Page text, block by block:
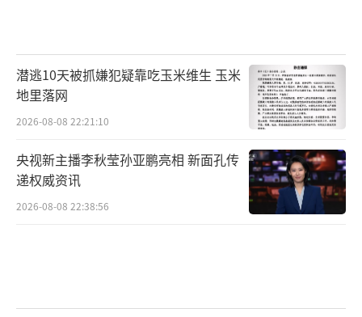
潜逃10天被抓嫌犯疑靠吃玉米维生 玉米
地里落网
2026-08-08 22:21:10
央视新主播李秋莹孙亚鹏亮相 新面孔传
递权威资讯
2026-08-08 22:38:56